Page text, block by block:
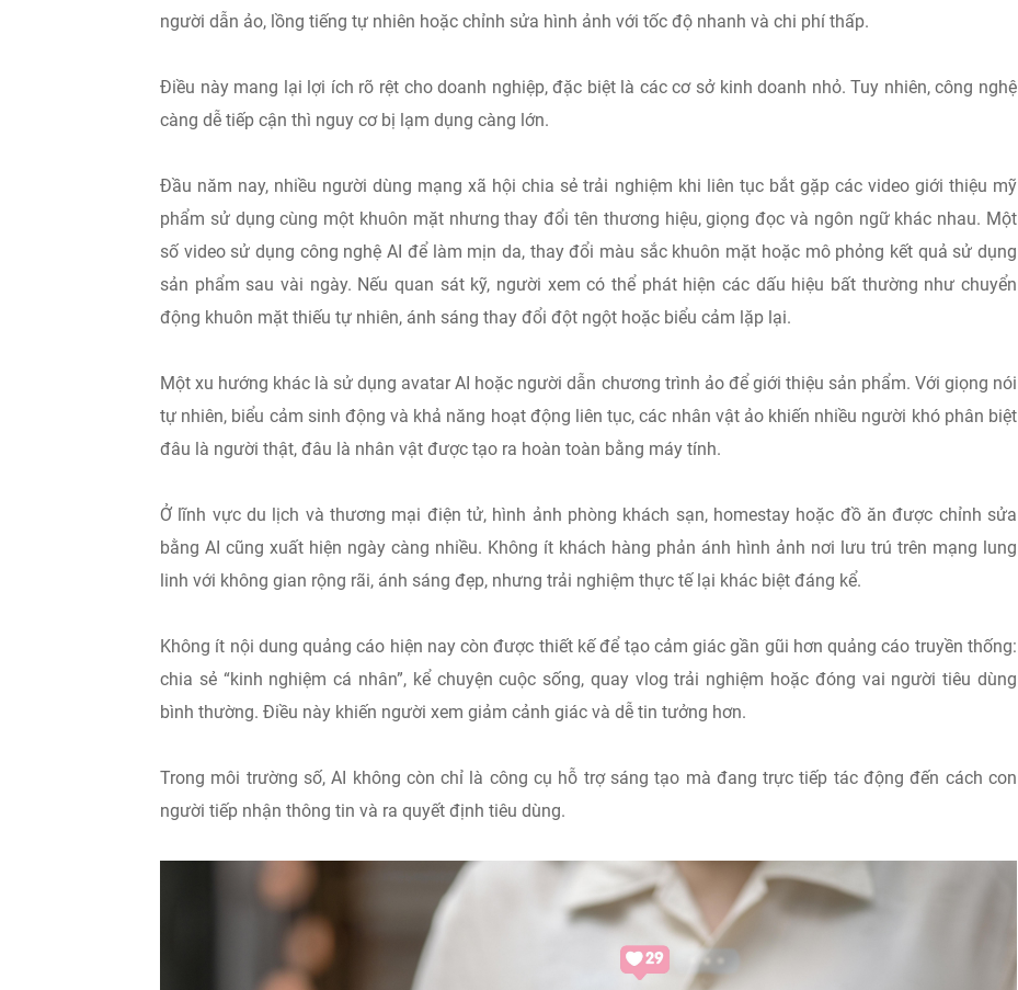
người dẫn ảo, lồng tiếng tự nhiên hoặc chỉnh sửa hình ảnh với tốc độ nhanh và chi phí thấp.
Điều này mang lại lợi ích rõ rệt cho doanh nghiệp, đặc biệt là các cơ sở kinh doanh nhỏ. Tuy nhiên, công nghệ
càng dễ tiếp cận thì nguy cơ bị lạm dụng càng lớn.
Đầu năm nay, nhiều người dùng mạng xã hội chia sẻ trải nghiệm khi liên tục bắt gặp các video giới thiệu mỹ
phẩm sử dụng cùng một khuôn mặt nhưng thay đổi tên thương hiệu, giọng đọc và ngôn ngữ khác nhau. Một
số video sử dụng công nghệ AI để làm mịn da, thay đổi màu sắc khuôn mặt hoặc mô phỏng kết quả sử dụng
sản phẩm sau vài ngày. Nếu quan sát kỹ, người xem có thể phát hiện các dấu hiệu bất thường như chuyển
động khuôn mặt thiếu tự nhiên, ánh sáng thay đổi đột ngột hoặc biểu cảm lặp lại.
Một xu hướng khác là sử dụng avatar AI hoặc người dẫn chương trình ảo để giới thiệu sản phẩm. Với giọng nói
tự nhiên, biểu cảm sinh động và khả năng hoạt động liên tục, các nhân vật ảo khiến nhiều người khó phân biệt
đâu là người thật, đâu là nhân vật được tạo ra hoàn toàn bằng máy tính.
Ở lĩnh vực du lịch và thương mại điện tử, hình ảnh phòng khách sạn, homestay hoặc đồ ăn được chỉnh sửa
bằng AI cũng xuất hiện ngày càng nhiều. Không ít khách hàng phản ánh hình ảnh nơi lưu trú trên mạng lung
linh với không gian rộng rãi, ánh sáng đẹp, nhưng trải nghiệm thực tế lại khác biệt đáng kể.
Không ít nội dung quảng cáo hiện nay còn được thiết kế để tạo cảm giác gần gũi hơn quảng cáo truyền thống:
chia sẻ “kinh nghiệm cá nhân”, kể chuyện cuộc sống, quay vlog trải nghiệm hoặc đóng vai người tiêu dùng
bình thường. Điều này khiến người xem giảm cảnh giác và dễ tin tưởng hơn.
Trong môi trường số, AI không còn chỉ là công cụ hỗ trợ sáng tạo mà đang trực tiếp tác động đến cách con
người tiếp nhận thông tin và ra quyết định tiêu dùng.